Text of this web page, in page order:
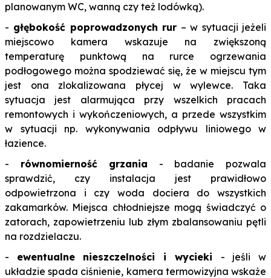
planowanym WC, wanną czy też lodówką).
- głębokość poprowadzonych rur – w sytuacji jeżeli
miejscowo kamera wskazuje na zwiększoną
temperaturę punktową na rurce ogrzewania
podłogowego można spodziewać się, że w miejscu tym
jest ona zlokalizowana płycej w wylewce. Taka
sytuacja jest alarmująca przy wszelkich pracach
remontowych i wykończeniowych, a przede wszystkim
w sytuacji np. wykonywania odpływu liniowego w
łazience.
- równomierność grzania - badanie pozwala
sprawdzić, czy instalacja jest prawidłowo
odpowietrzona i czy woda dociera do wszystkich
zakamarków. Miejsca chłodniejsze mogą świadczyć o
zatorach, zapowietrzeniu lub złym zbalansowaniu pętli
na rozdzielaczu.
- ewentualne nieszczelności i wycieki - jeśli w
układzie spada ciśnienie, kamera termowizyjna wskaże